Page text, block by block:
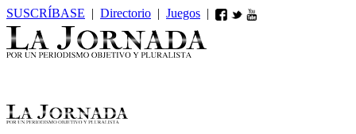
SUSCRÍBASE | Directorio | Juegos |